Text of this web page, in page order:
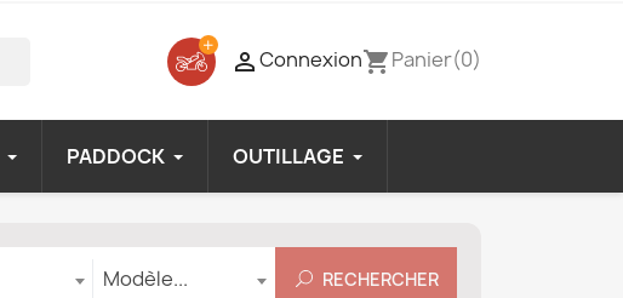
Connexionshopping_cartPanier(0)
PADDOCK OUTILLAGE
Modèle... RECHERCHER